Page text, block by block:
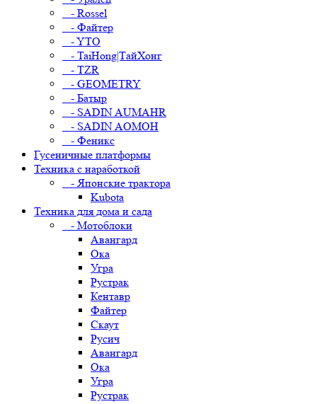
- Rossel
- Файтер
- YTO
- TaiHong|ТайХонг
- TZR
- GEOMETRY
- Батыр
- SADIN AUMAHR
- SADIN AOMOH
- Феникс
Гусеничные платформы
Техника с наработкой
- Японские трактора
Kubota
Техника для дома и сада
- Мотоблоки
Авангард
Ока
Угра
Рустрак
Кентавр
Файтер
Скаут
Русич
Авангард
Ока
Угра
Рустрак